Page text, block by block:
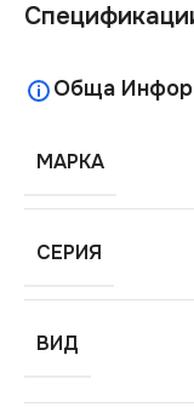
Обща
МАРКА
СЕРИЯ
ВИД